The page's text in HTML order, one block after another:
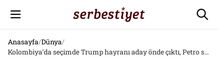
Anasayfa/Dünya/
Kolombiya’da seçimde Trump hayranı aday önde çıktı, Petro sonuçları tanımadığını ilan etti